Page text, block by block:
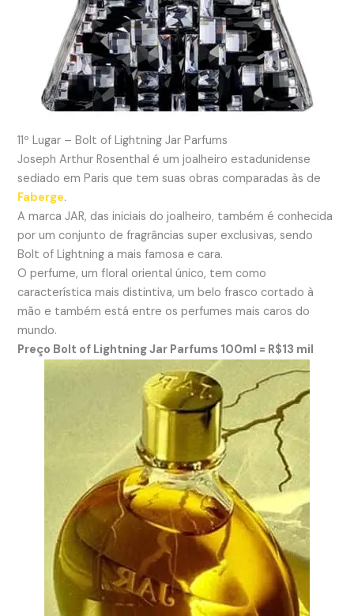
11º Lugar – Bolt of Lightning Jar Parfums
Joseph Arthur Rosenthal é um joalheiro estadunidense
sediado em Paris que tem suas obras comparadas às de
Faberge.
A marca JAR, das iniciais do joalheiro, também é conhecida
por um conjunto de fragrâncias super exclusivas, sendo
Bolt of Lightning a mais famosa e cara.
O perfume, um floral oriental único, tem como
característica mais distintiva, um belo frasco cortado à
mão e também está entre os perfumes mais caros do
mundo.
Preço Bolt of Lightning Jar Parfums 100ml = R$13 mil